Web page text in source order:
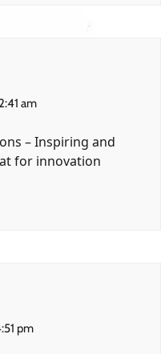
am
– Inspiring and
for innovation
pm